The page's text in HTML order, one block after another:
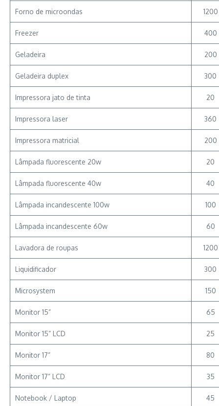
Forno de microondas 1200
Freezer 400
Geladeira 200
Geladeira duplex 300
Impressora jato de tinta 20
Impressora laser 360
Impressora matricial 200
Lâmpada fluorescente 20w 20
Lâmpada fluorescente 40w 40
Lâmpada incandescente 100w 100
Lâmpada incandescente 60w 60
Lavadora de roupas 1200
Liquidificador 300
Microsystem 150
Monitor 15” 65
Monitor 15” LCD 25
Monitor 17” 80
Monitor 17” LCD 35
Notebook / Laptop 45